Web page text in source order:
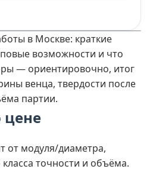
в Москве: краткие
возможности и что
— ориентировочно, итог
венца, твердости после
партии.
от модуля/диаметра,
точности и объёма.